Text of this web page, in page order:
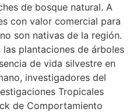
de bosque natural. A
con valor comercial para
son nativas de la región.
plantaciones de árboles
de vida silvestre en
investigadores del
Tropicales
de Comportamiento